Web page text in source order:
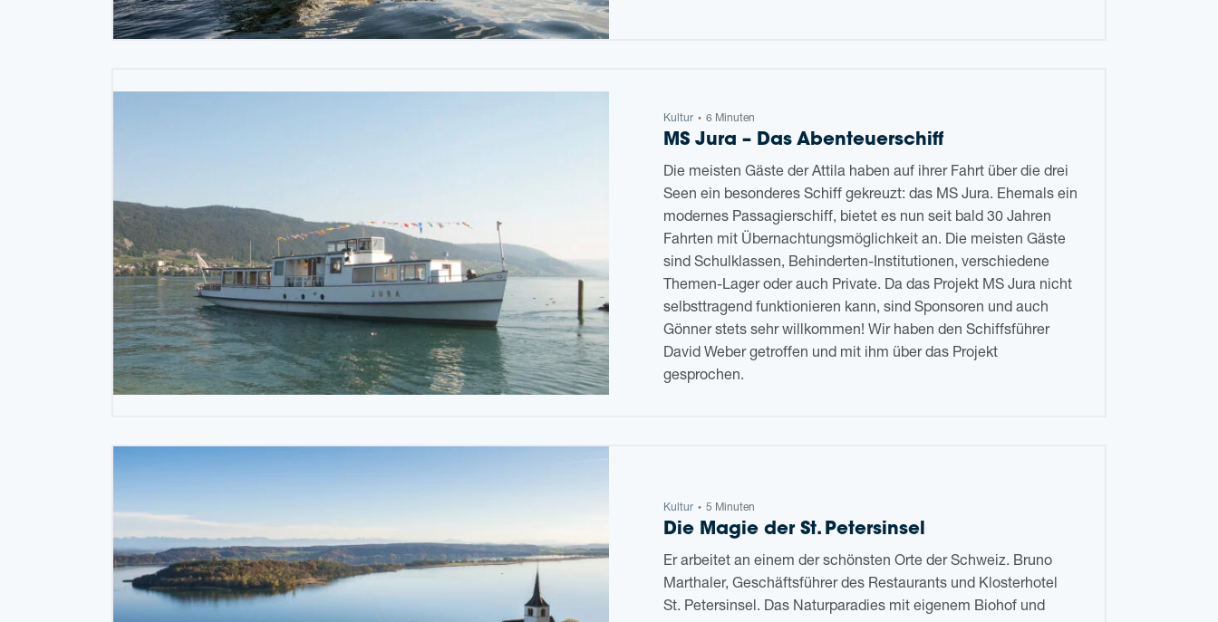
Kul­tur • 6 Minuten
MS Jura – Das Abenteuerschiff
Die meis­ten Gäste der Attila haben auf ihrer Fahrt über die drei
Seen ein beson­de­res Schiff gekreuzt: das MS Jura. Ehe­mals ein
moder­nes Pas­sa­gier­schiff, bie­tet es nun seit bald 30 Jah­ren
Fahr­ten mit Über­nach­tungs­mög­lich­keit an. Die meis­ten Gäste
sind Schul­klas­sen, Behin­der­ten-Insti­tu­tio­nen, ver­schie­de­ne
The­men-Lager oder auch Pri­va­te. Da das Pro­jekt MS Jura nicht
selbst­tra­gend funk­tio­nie­ren kann, sind Spon­so­ren und auch
Gön­ner stets sehr will­kom­men! Wir haben den Schiffs­füh­rer
David Weber getrof­fen und mit ihm über das Pro­jekt
gesprochen.
Kul­tur • 5 Minuten
Die Magie der St. Petersinsel
Er arbei­tet an einem der schöns­ten Orte der Schweiz. Bruno
Mar­tha­ler, Geschäfts­füh­rer des Restau­rants und Klos­ter­ho­tel
St. Peter­s­in­sel. Das Natur­pa­ra­dies mit eige­nem Bio­hof und